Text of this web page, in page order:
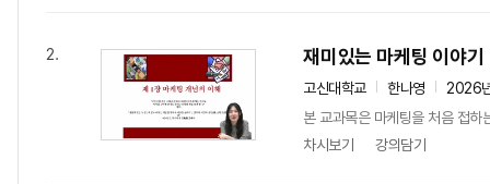
2. 재미있는 마케팅 이야기
고신대학교 한나영
2026
본 교과목은 마케팅을 처음 접하
차시보기
강의담기